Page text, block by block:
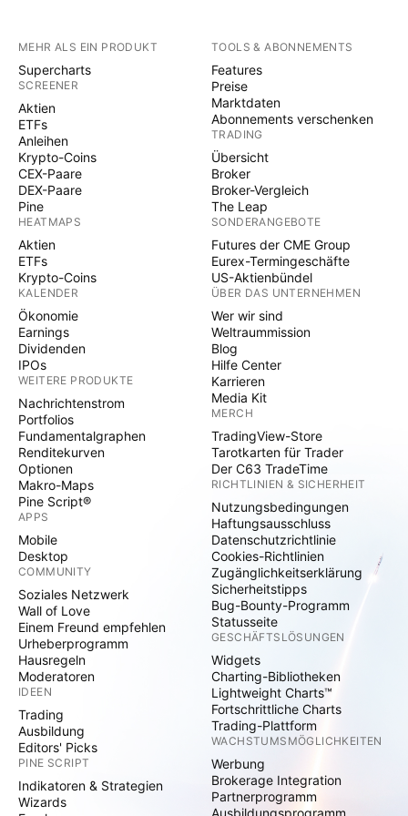
MEHR ALS EIN PRODUKT
Supercharts
SCREENER
Aktien
ETFs
Anleihen
Krypto-Coins
CEX-Paare
DEX-Paare
Pine
HEATMAPS
Aktien
ETFs
Krypto-Coins
KALENDER
Ökonomie
Earnings
Dividenden
IPOs
WEITERE PRODUKTE
Nachrichtenstrom
Portfolios
Fundamentalgraphen
Renditekurven
Optionen
Makro-Maps
Pine Script®
APPS
Mobile
Desktop
COMMUNITY
Soziales Netzwerk
Wall of Love
Einem Freund empfehlen
Urheberprogramm
Hausregeln
Moderatoren
IDEEN
Trading
Ausbildung
Editors' Picks
PINE SCRIPT
Indikatoren & Strategien
Wizards
TOOLS & ABONNEMENTS
Features
Preise
Marktdaten
Abonnements verschenken
TRADING
Übersicht
Broker
Broker-Vergleich
The Leap
SONDERANGEBOTE
Futures der CME Group
Eurex-Termingeschäfte
US-Aktienbündel
ÜBER DAS UNTERNEHMEN
Wer wir sind
Weltraummission
Blog
Hilfe Center
Karrieren
Media Kit
MERCH
TradingView-Store
Tarotkarten für Trader
Der C63 TradeTime
RICHTLINIEN & SICHERHEIT
Nutzungsbedingungen
Haftungsausschluss
Datenschutzrichtlinie
Cookies-Richtlinien
Zugänglichkeitserklärung
Sicherheitstipps
Bug-Bounty-Programm
Statusseite
GESCHÄFTSLÖSUNGEN
Widgets
Charting-Bibliotheken
Lightweight Charts™
Fortschrittliche Charts
Trading-Plattform
WACHSTUMSMÖGLICHKEITEN
Werbung
Brokerage Integration
Partnerprogramm
Ausbildungsprogramm